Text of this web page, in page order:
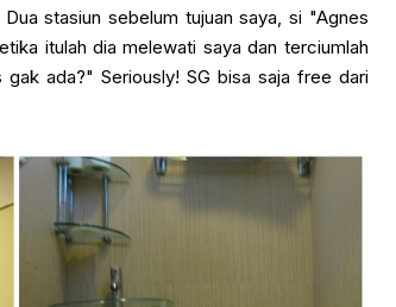
stasiun sebelum tujuan saya, si "Agnes
itulah dia melewati saya dan terciumlah
ada?" Seriously! SG bisa saja free dari